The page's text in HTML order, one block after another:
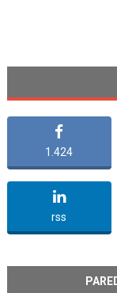
1.424
rss